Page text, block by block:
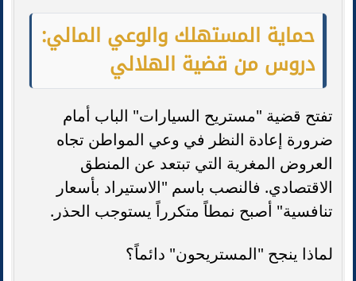
حماية المستهلك والوعي المالي:
دروس من قضية الهلالي
تفتح قضية "مستريح السيارات" الباب أمام
ضرورة إعادة النظر في وعي المواطن تجاه
العروض المغرية التي تبتعد عن المنطق
الاقتصادي. فالنصب باسم "الاستيراد بأسعار
تنافسية" أصبح نمطاً متكرراً يستوجب الحذر.
لماذا ينجح "المستريحون" دائماً؟